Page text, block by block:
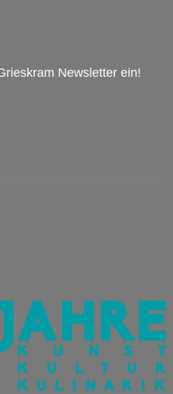
Newsletter ein!